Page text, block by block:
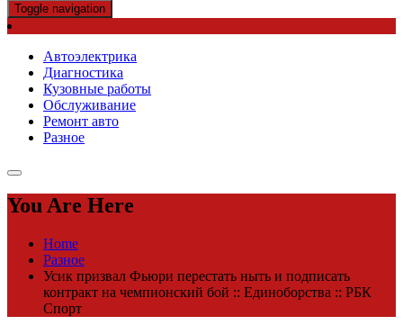
Toggle navigation
Автоэлектрика
Диагностика
Кузовные работы
Обслуживание
Ремонт авто
Разное
You Are Here
Home
Разное
Усик призвал Фьюри перестать ныть и подписать
контракт на чемпионский бой :: Единоборства :: РБК
Спорт